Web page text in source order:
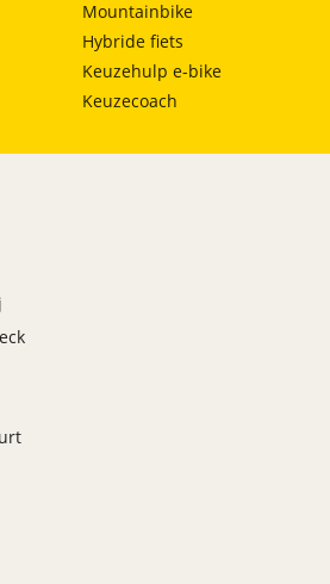
Mountainbike
Hybride fiets
Keuzehulp e-bike
Keuzecoach